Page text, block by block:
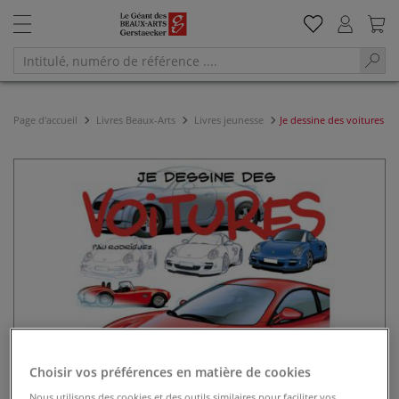
Page d'accueil Livres Beaux-Arts Livres jeunesse Je dessine des voitures
Choisir vos préférences en matière de cookies